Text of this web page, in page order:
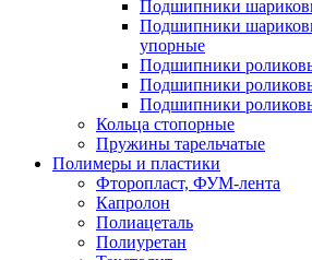
Подшипники
Подшипники
упорные
Подшипники
Подшипники
Подшипники
Кольца стопорные
Пружины тарельчатые
Полимеры и пластики
Фторопласт, ФУМ-лента
Капролон
Полиацеталь
Полиуретан